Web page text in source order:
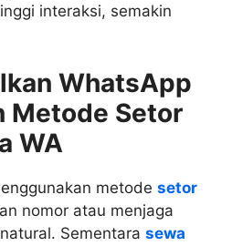
interaksi, semakin
WhatsApp
Metode Setor
WA
metode setor
nomor atau menjaga
Sementara sewa